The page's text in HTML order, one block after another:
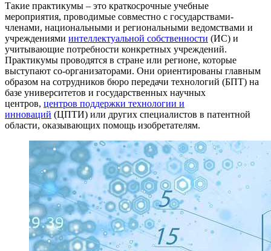
Такие практикумы – это краткосрочные учебные
мероприятия, проводимые совместно с государствами-
членами, национальными и региональными ведомствами и
учреждениями интеллектуальной собственности (ИС) и
учитывающие потребности конкретных учреждений.
Практикумы проводятся в стране или регионе, которые
выступают со-организаторами. Они ориентированы главным
образом на сотрудников бюро передачи технологий (БПТ) на
базе университетов и государственных научных
центров, центров поддержки технологии и
инноваций (ЦПТИ) или других специалистов в патентной
области, оказывающих помощь изобретателям.